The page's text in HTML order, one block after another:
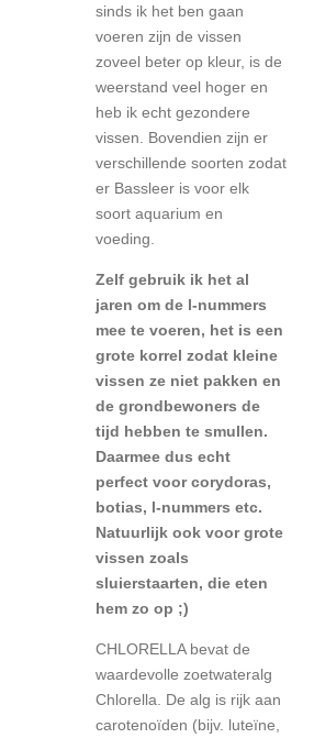
sinds ik het ben gaan
voeren zijn de vissen
zoveel beter op kleur, is de
weerstand veel hoger en
heb ik echt gezondere
vissen. Bovendien zijn er
verschillende soorten zodat
er Bassleer is voor elk
soort aquarium en
voeding.
Zelf gebruik ik het al
jaren om de l-nummers
mee te voeren, het is een
grote korrel zodat kleine
vissen ze niet pakken en
de grondbewoners de
tijd hebben te smullen.
Daarmee dus echt
perfect voor corydoras,
botias, l-nummers etc.
Natuurlijk ook voor grote
vissen zoals
sluierstaarten, die eten
hem zo op ;)
CHLORELLA bevat de
waardevolle zoetwateralg
Chlorella. De alg is rijk aan
carotenoïden (bijv. luteïne,